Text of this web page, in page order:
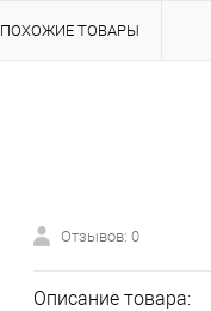
ПОХОЖИЕ ТОВАРЫ
Отзывов: 0
Описание товара: